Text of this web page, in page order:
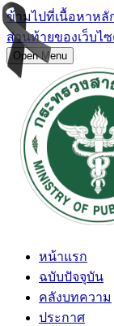
ข้ามไปที่เนื้อหาหลั
ส่วนท้ายของเว็บไ
Open Menu
หน้าแรก
ฉบับปัจจุบัน
คลังบทความ
ประกาศ